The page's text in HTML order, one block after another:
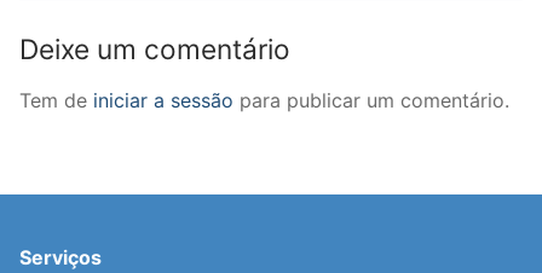
Deixe um comentário
Tem de iniciar a sessão para publicar um comentário.
Serviços